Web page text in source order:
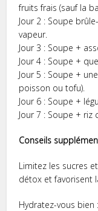
fruits frais (sauf la
Jour 2 : Soupe
vapeur.
Jour 3 : Soupe +
Jour 4 : Soupe +
Jour 5 : Soupe +
poisson ou tofu).
Jour 6 : Soupe +
Jour 7 : Soupe +
Conseils
Limitez les sucres
détox et favorisent
Hydratez-vous bien